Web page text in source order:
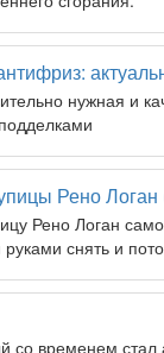
нужная и
Рено
Рено Логан
снять и
со временем стал